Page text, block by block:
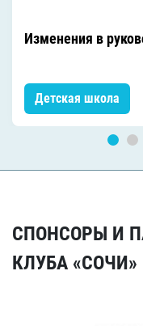
Изменения в
Детская школа
СПОНСОРЫ И
КЛУБА «СОЧИ»